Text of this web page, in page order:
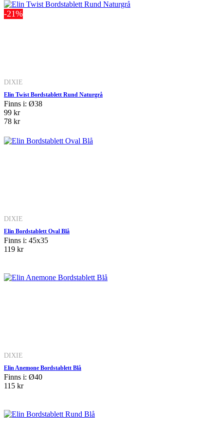
-21%
DIXIE
Elin Twist Bordstablett Rund Naturgrå
Finns i: Ø38
99 kr
78 kr
DIXIE
Elin Bordstablett Oval Blå
Finns i: 45x35
119 kr
DIXIE
Elin Anemone Bordstablett Blå
Finns i: Ø40
115 kr